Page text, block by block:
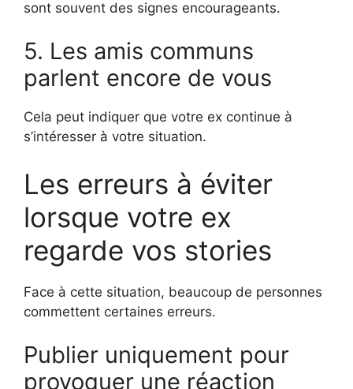
sont souvent des signes encourageants.
5. Les amis communs
parlent encore de vous
Cela peut indiquer que votre ex continue à
s’intéresser à votre situation.
Les erreurs à éviter
lorsque votre ex
regarde vos stories
Face à cette situation, beaucoup de personnes
commettent certaines erreurs.
Publier uniquement pour
provoquer une réaction